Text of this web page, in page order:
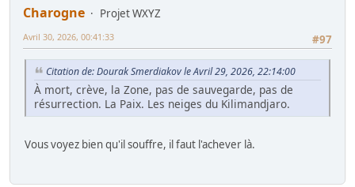
Charogne
Projet WXYZ
#97
Avril 30, 2026, 00:41:33
Citation de: Dourak Smerdiakov le Avril 29, 2026, 22:14:00
À mort, crève, la Zone, pas de sauvegarde, pas de
résurrection. La Paix. Les neiges du Kilimandjaro.
Vous voyez bien qu'il souffre, il faut l'achever là.